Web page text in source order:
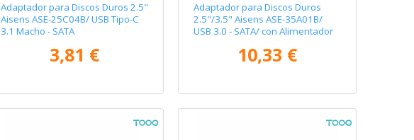
Adaptador para Discos Duros 2.5"
Aisens ASE-25C04B/ USB Tipo-C
3.1 Macho - SATA
3,81 €
Adaptador para Discos Duros
2.5"/3.5" Aisens ASE-35A01B/
USB 3.0 - SATA/ con Alimentador
10,33 €